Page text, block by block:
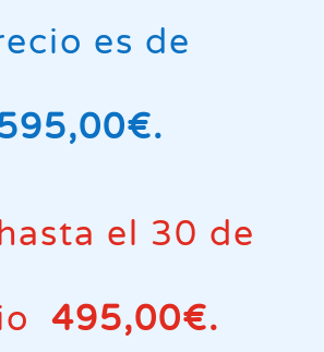
es de
el 30 de
495,00€.